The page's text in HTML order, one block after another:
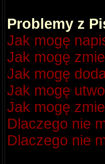
Problemy z
Jak mogę
Jak mogę
Jak mogę
Jak mogę
Jak mogę
Dlaczego nie
Dlaczego nie